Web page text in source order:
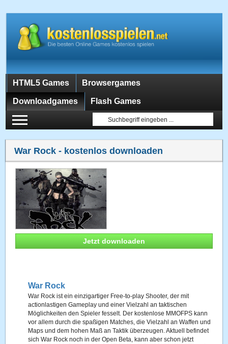
HTML5 Games Browsergames
Downloadgames Flash Games
War Rock - kostenlos downloaden
Jetzt downloaden
War Rock
War Rock ist ein einzigartiger Free-to-play Shooter, der mit
actionlastigen Gameplay und einer Vielzahl an taktischen
Möglichkeiten den Spieler fesselt. Der kostenlose MMOFPS kann
vor allem durch die spaßigen Matches, die Vielzahl an Waffen und
Maps und dem hohen Maß an Taktik überzeugen. Aktuell befindet
sich War Rock noch in der Open Beta, kann aber schon jetzt